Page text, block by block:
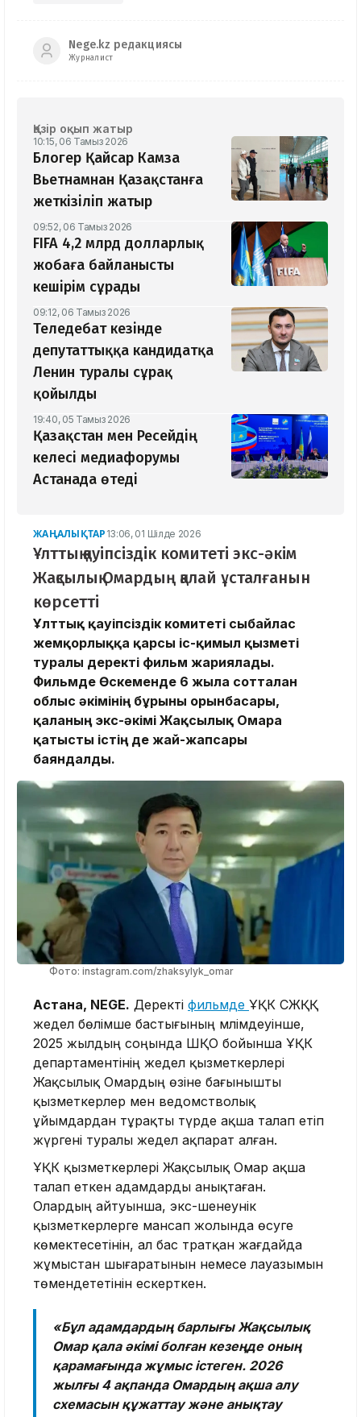
Nege.kz редакциясы
Журналист
Қазір оқып жатыр
10:15, 06 Тамыз 2026
Блогер Қайсар Камза
Вьетнамнан Қазақстанға
жеткізіліп жатыр
09:52, 06 Тамыз 2026
FIFA 4,2 млрд долларлық
жобаға байланысты
кешірім сұрады
09:12, 06 Тамыз 2026
Теледебат кезінде
депутаттыққа кандидатқа
Ленин туралы сұрақ
қойылды
19:40, 05 Тамыз 2026
Қазақстан мен Ресейдің
келесі медиафорумы
Астанада өтеді
ЖАҢАЛЫҚТАР 13:06, 01 Шілде 2026
Ұлттық қауіпсіздік комитеті экс-әкім
Жақсылық Омардың қалай ұсталғанын
көрсетті
Ұлттық қауіпсіздік комитеті сыбайлас
жемқорлыққа қарсы іс-қимыл қызметі
туралы деректі фильм жариялады.
Фильмде Өскеменде 6 жылға сотталған
облыс әкімінің бұрынғы орынбасары,
қаланың экс-әкімі Жақсылық Омарға
қатысты істің де жай-жапсары
баяндалды.
Фото: instagram.com/zhaksylyk_omar
Астана, NEGE. Деректі фильмде ҰҚК СЖҚҚ
жедел бөлімше бастығының мәлімдеуінше,
2025 жылдың соңында ШҚО бойынша ҰҚК
департаментінің жедел қызметкерлері
Жақсылық Омардың өзіне бағынышты
қызметкерлер мен ведомстволық
ұйымдардан тұрақты түрде ақша талап етіп
жүргені туралы жедел ақпарат алған.
ҰҚК қызметкерлері Жақсылық Омар ақша
талап еткен адамдарды анықтаған.
Олардың айтуынша, экс-шенеунік
қызметкерлерге мансап жолында өсуге
көмектесетінін, ал бас тратқан жағдайда
жұмыстан шығаратынын немесе лауазымын
төмендететінін ескерткен.
«Бұл адамдардың барлығы Жақсылық
Омар қала әкімі болған кезеңде оның
қарамағында жұмыс істеген. 2026
жылғы 4 ақпанда Омардың ақша алу
схемасын құжаттау және анықтау